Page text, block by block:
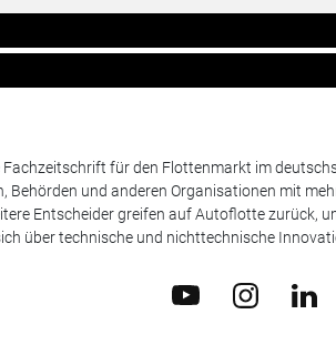
für den Flottenmarkt im
Behörden und anderen Organisationen mit
Entscheider greifen auf Autoflotte zurück,
über technische und nichttechnische